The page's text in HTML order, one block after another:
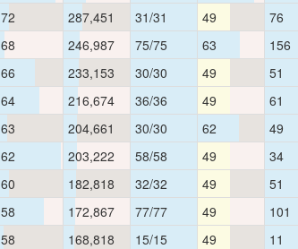
72 287,451 31/31 49 76
68 246,987 75/75 63 156
66 233,153 30/30 49 51
64 216,674 36/36 49 61
63 204,661 30/30 62 49
62 203,222 58/58 49 34
60 182,818 32/32 49 51
58 172,867 77/77 49 101
58 168,818 15/15 49 11